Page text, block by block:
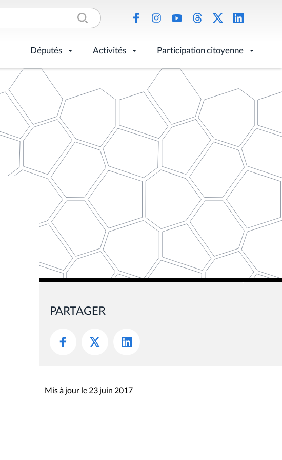
Députés Activités Participation citoyenne
PARTAGER
Mis à jour le 23 juin 2017